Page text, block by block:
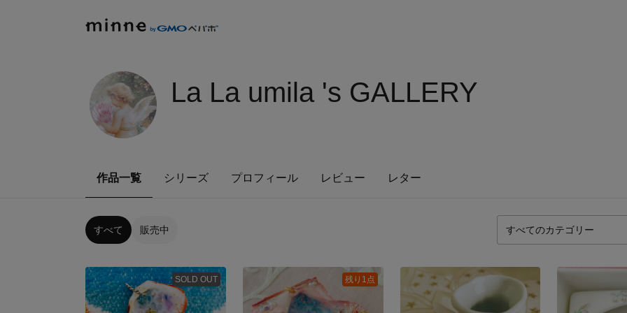
La La umila 's GALLERY
作品一覧 シリーズ プロフィール レビュー レター
すべて 販売中
SOLD OUT 残り1点